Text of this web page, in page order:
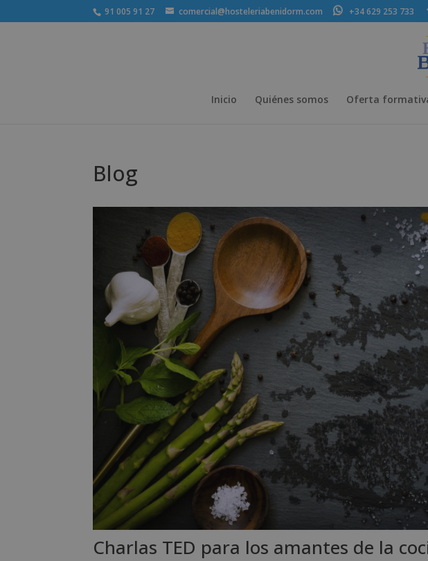
91 005 91 27 comercial@hosteleriabenidorm.com +34 629 253 733
Inicio Quiénes somos Oferta
Blog
Charlas TED para los amantes de la